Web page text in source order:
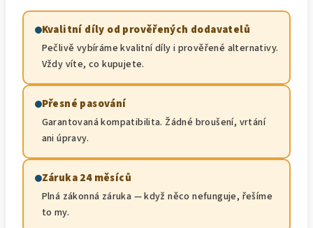
Kvalitní díly od prověřených dodavatelů
Pečlivě vybíráme kvalitní díly i prověřené alternativy.
Vždy víte, co kupujete.
Přesné pasování
Garantovaná kompatibilita. Žádné broušení, vrtání
ani úpravy.
Záruka 24 měsíců
Plná zákonná záruka — když něco nefunguje, řešíme
to my.